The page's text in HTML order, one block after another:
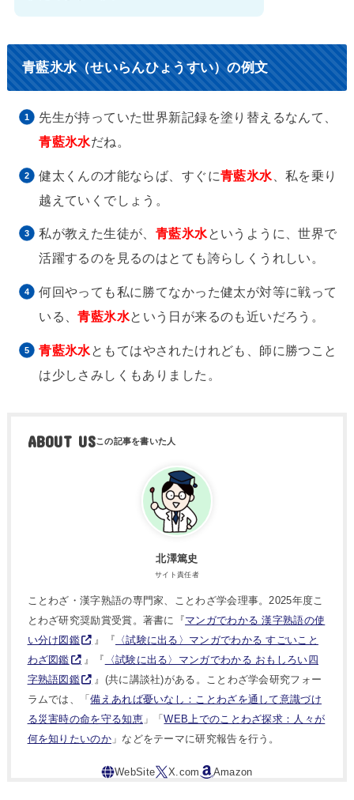
青藍氷水（せいらんひょうすい）の例文
先生が持っていた世界新記録を塗り替えるなんて、
青藍氷水だね。
健太くんの才能ならば、すぐに青藍氷水 、私を乗り
越えていくでしょう。
私が教えた生徒が、 青藍氷水というように、世界で
活躍するのを見るのはとても誇らしくうれしい。
何回やっても私に勝てなかった健太が対等に戦って
いる、青藍氷水という日が来るのも近いだろう。
青藍氷水 ともてはやされたけれども、師に勝つこと
は少しさみしくもありました。
ABOUT US
北澤篤史
サイト責任者
ことわざ・漢字熟語の専門家、ことわざ学会理事。2025年度こ
とわざ研究奨励賞受賞。著書に『マンガでわかる 漢字熟語の使
い分け図鑑
』『 〈試験に出る〉マンガでわかる すごいこと
わざ図鑑
』『
〈試験に出る〉マンガでわかる おもしろい四
字熟語図鑑
』(共に講談社)がある。ことわざ学会研究フォー
ラムでは、「備えあれば憂いなし：ことわざを通して意識づけ
る災害時の命を守る知恵」「WEB上でのことわざ探求：人々が
何を知りたいのか」などをテーマに研究報告を行う。